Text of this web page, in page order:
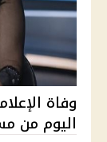
وفاة
اليوم من